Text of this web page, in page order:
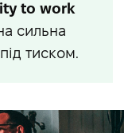
to work
сильна
тиском.